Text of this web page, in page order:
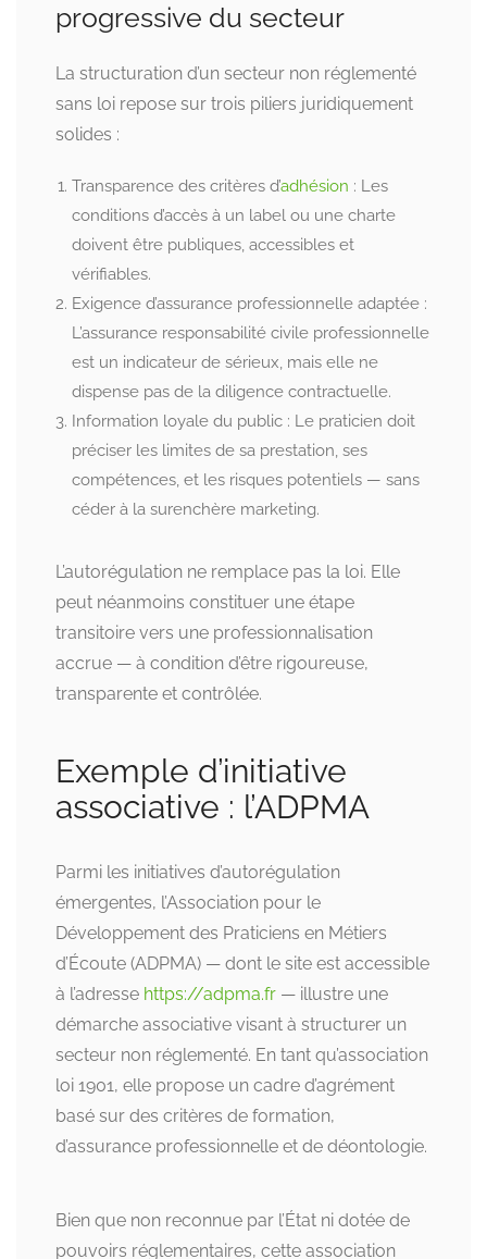
progressive du secteur
La structuration d’un secteur non réglementé
sans loi repose sur trois piliers juridiquement
solides :
Transparence des critères d’adhésion : Les
conditions d’accès à un label ou une charte
doivent être publiques, accessibles et
vérifiables.
Exigence d’assurance professionnelle adaptée :
L’assurance responsabilité civile professionnelle
est un indicateur de sérieux, mais elle ne
dispense pas de la diligence contractuelle.
Information loyale du public : Le praticien doit
préciser les limites de sa prestation, ses
compétences, et les risques potentiels — sans
céder à la surenchère marketing.
L’autorégulation ne remplace pas la loi. Elle
peut néanmoins constituer une étape
transitoire vers une professionnalisation
accrue — à condition d’être rigoureuse,
transparente et contrôlée.
Exemple d’initiative
associative : l’ADPMA
Parmi les initiatives d’autorégulation
émergentes, l’Association pour le
Développement des Praticiens en Métiers
d’Écoute (ADPMA) — dont le site est accessible
à l’adresse https://adpma.fr — illustre une
démarche associative visant à structurer un
secteur non réglementé. En tant qu’association
loi 1901, elle propose un cadre d’agrément
basé sur des critères de formation,
d’assurance professionnelle et de déontologie.
Bien que non reconnue par l’État ni dotée de
pouvoirs réglementaires, cette association